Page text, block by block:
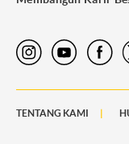
TENTANG KAMI